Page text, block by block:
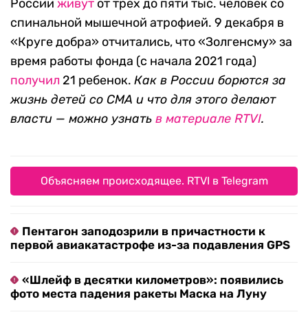
России живут от трех до пяти тыс. человек со
спинальной мышечной атрофией. 9 декабря в
«Круге добра» отчитались, что «Золгенсму» за
время работы фонда (с начала 2021 года)
получил 21 ребенок. Как в России борются за
жизнь детей со СМА и что для этого делают
власти — можно узнать в материале RTVI.
Объясняем происходящее. RTVI в Telegram
Пентагон заподозрили в причастности к
первой авиакатастрофе из-за подавления GPS
«Шлейф в десятки километров»: появились
фото места падения ракеты Маска на Луну